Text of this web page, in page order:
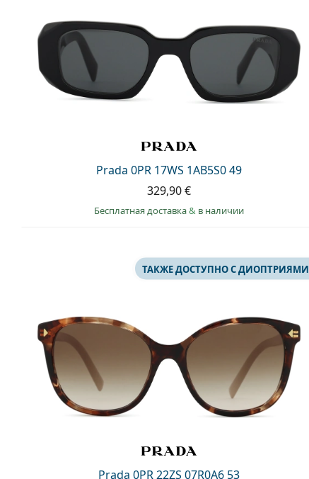
Prada 0PR 17WS 1AB5S0 49
329,90 €
Бесплатная доставка& в наличии
Prada 0PR 22ZS 07R0A6 53
ТАКЖЕ ДОСТУПНО С ДИОПТРИЯМИ